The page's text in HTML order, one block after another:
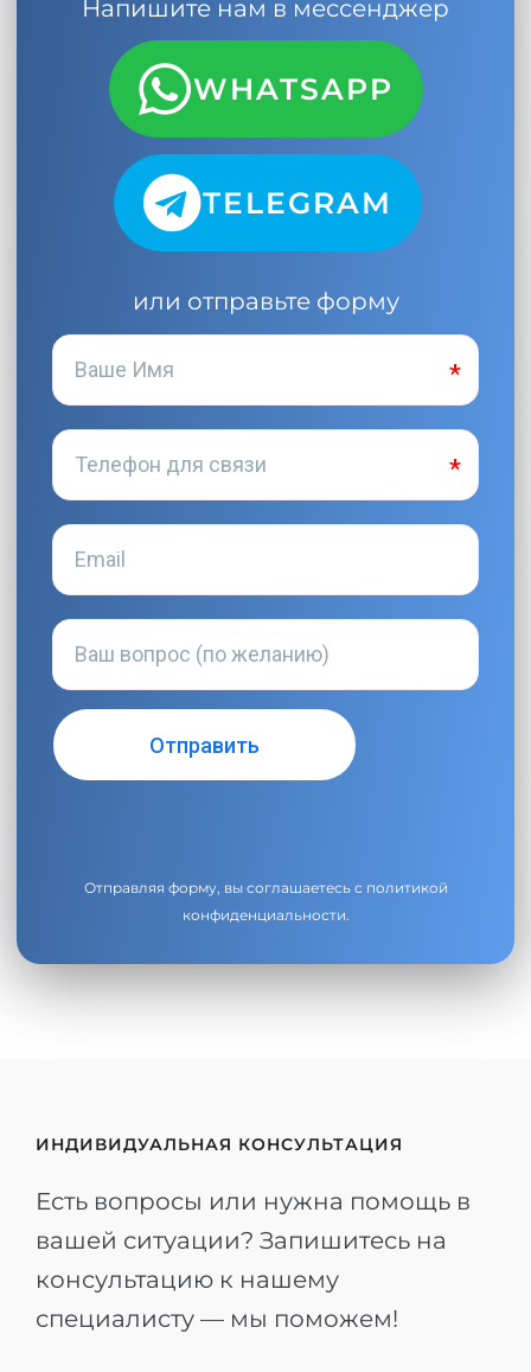
Напишите нам в мессенджер
WHATSAPP
TELEGRAM
или отправьте форму
Отправляя форму, вы соглашаетесь с политикой
конфиденциальности.
ИНДИВИДУАЛЬНАЯ КОНСУЛЬТАЦИЯ
Есть вопросы или нужна помощь в
вашей ситуации? Запишитесь на
консультацию к нашему
специалисту — мы поможем!